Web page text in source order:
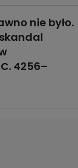
nie było.